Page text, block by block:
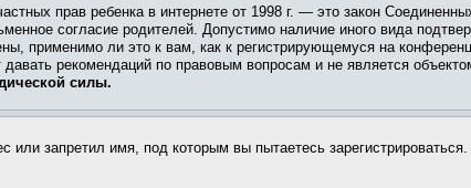
прав ребенка в интернете от 1998 г. — это закон
согласие родителей. Допустимо наличие иного вида
применимо ли это к вам, как к регистрирующемуся на
рекомендаций по правовым вопросам и не является
силы.
запретил имя, под которым вы пытаетесь